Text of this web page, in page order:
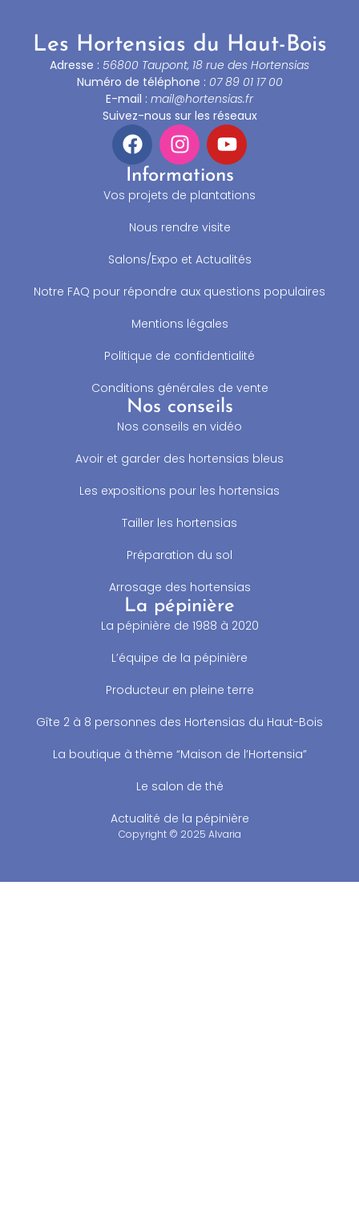
Les Hortensias du Haut-Bois
Adresse : 56800 Taupont, 18 rue des Hortensias
Numéro de téléphone : 07 89 01 17 00
E-mail : mail@hortensias.fr
Suivez-nous sur les réseaux
Informations
Vos projets de plantations
Nous rendre visite
Salons/Expo et Actualités
Notre FAQ pour répondre aux questions populaires
Mentions légales
Politique de confidentialité
Conditions générales de vente
Nos conseils
Nos conseils en vidéo
Avoir et garder des hortensias bleus
Les expositions pour les hortensias
Tailler les hortensias
Préparation du sol
Arrosage des hortensias
La pépinière
La pépinière de 1988 à 2020
L’équipe de la pépinière
Producteur en pleine terre
Gîte 2 à 8 personnes des Hortensias du Haut-Bois
La boutique à thème “Maison de l’Hortensia”
Le salon de thé
Actualité de la pépinière
Copyright © 2025 Alvaria